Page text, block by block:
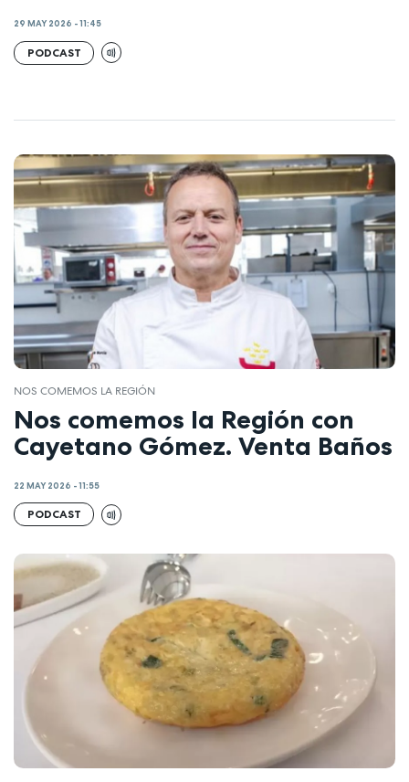
29 MAY 2026 - 11:45
PODCAST
NOS COMEMOS LA REGIÓN
Nos comemos la Región con
Cayetano Gómez. Venta Baños
22 MAY 2026 - 11:55
PODCAST